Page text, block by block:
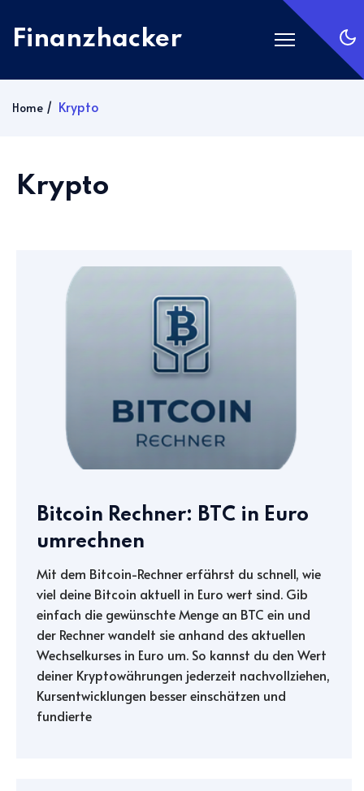
Finanzhacker
Abonnieren
Home Krypto
Krypto
Bitcoin Rechner: BTC in Euro
umrechnen
Mit dem Bitcoin-Rechner erfährst du schnell, wie
viel deine Bitcoin aktuell in Euro wert sind. Gib
einfach die gewünschte Menge an BTC ein und
der Rechner wandelt sie anhand des aktuellen
Wechselkurses in Euro um. So kannst du den Wert
deiner Kryptowährungen jederzeit nachvollziehen,
Kursentwicklungen besser einschätzen und
fundierte